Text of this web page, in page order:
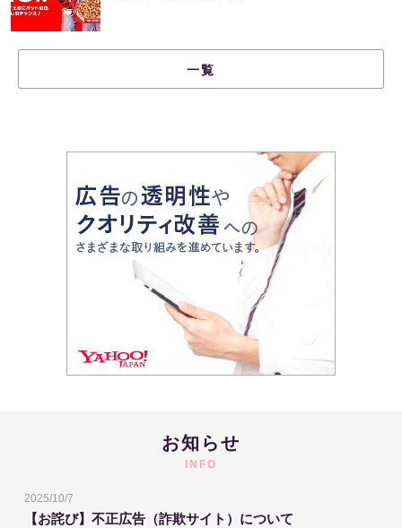
一覧
お知らせ
INFO
2025/10/7
【お詫び】不正広告（詐欺サイト）について